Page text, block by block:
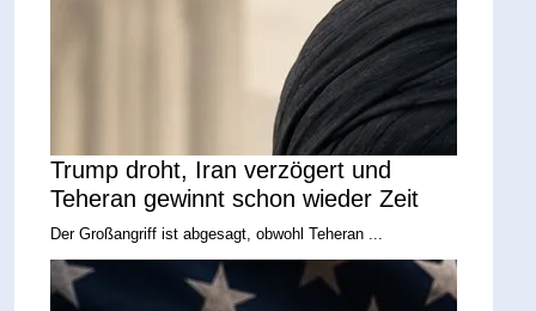
Trump droht, Iran verzögert und
Teheran gewinnt schon wieder Zeit
Der Großangriff ist abgesagt, obwohl Teheran ...